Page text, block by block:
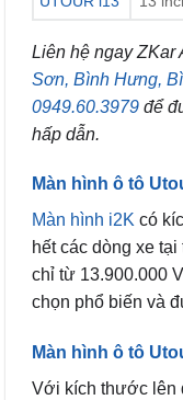
Liên hệ ngay ZKar
Sơn, Bình Hưng,
0949.60.3979 để
hấp dẫn.
Màn hình ô tô
Màn hình i2K có
hết các dòng xe
chỉ từ 13.900.000
chọn phổ biến và
Màn hình ô tô
Với kích thước lên